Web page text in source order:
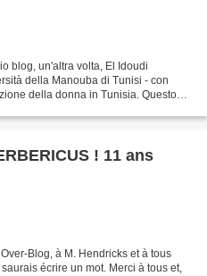
blog, un'altra volta, El Idoudi
della Manouba di Tunisi - con
della donna in Tunisia. Questo
! 11 ans
Blog, à M. Hendricks et à tous
écrire un mot. Merci à tous et,